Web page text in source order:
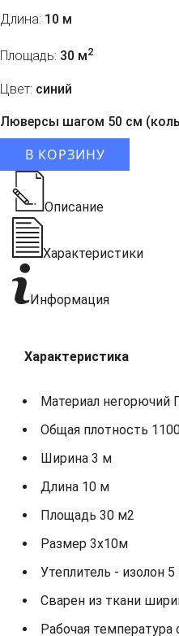
Длина: 10 м
Площадь: 30 м2
Цвет: синий
Люверсы шагом 50 см
В КОРЗИНУ
Описание
Характеристики
Информация
Характеристика
Материал негорючий
Общая плотность
Ширина 3 м
Длина 10 м
Площадь 30 м2
Размер 3х10м
Утеплитель - изолон
Сварен из ткани
Рабочая температура